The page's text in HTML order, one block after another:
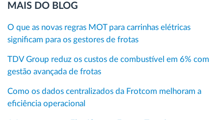
MAIS DO BLOG
O que as novas regras MOT para carrinhas elétricas
significam para os gestores de frotas
TDV Group reduz os custos de combustível em 6% com
gestão avançada de frotas
Como os dados centralizados da Frotcom melhoram a
eficiência operacional